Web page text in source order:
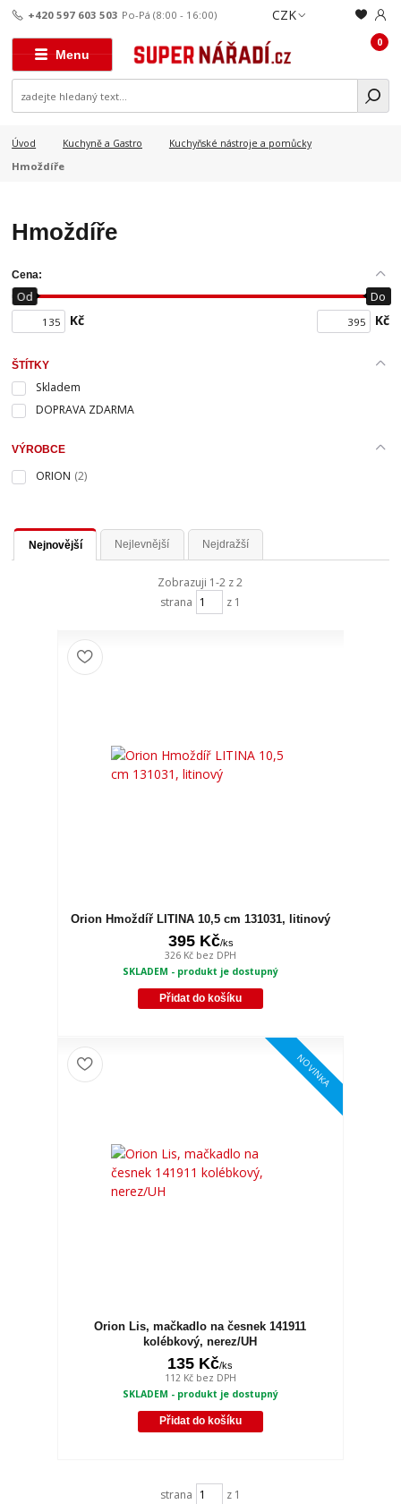
Menu
CZK
+420 597 603 503 Po-Pá (8:00 - 16:00)
0
Úvod Kuchyně a Gastro Kuchyňské nástroje a pomůcky
Hmoždíře
Hmoždíře
Cena:
Kč
Od Do
Kč
ŠTÍTKY
Skladem
DOPRAVA ZDARMA
VÝROBCE
ORION (2)
Nejnovější Nejlevnější Nejdražší
Zobrazuji 1-2 z 2
strana
z 1
Orion Hmoždíř LITINA 10,5 cm 131031, litinový
395 Kč/ks
326 Kč bez DPH
SKLADEM - produkt je dostupný
Přidat do košíku
NOVINKA
Orion Lis, mačkadlo na česnek 141911
kolébkový, nerez/UH
135 Kč/ks
112 Kč bez DPH
SKLADEM - produkt je dostupný
Přidat do košíku
strana z 1